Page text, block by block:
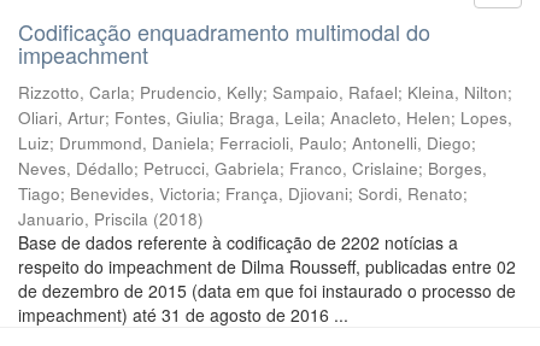
Codificação enquadramento multimodal do
impeachment
Rizzotto, Carla; Prudencio, Kelly; Sampaio, Rafael; Kleina, Nilton;
Oliari, Artur; Fontes, Giulia; Braga, Leila; Anacleto, Helen; Lopes,
Luiz; Drummond, Daniela; Ferracioli, Paulo; Antonelli, Diego;
Neves, Dédallo; Petrucci, Gabriela; Franco, Crislaine; Borges,
Tiago; Benevides, Victoria; França, Djiovani; Sordi, Renato;
Januario, Priscila (2018)
Base de dados referente à codificação de 2202 notícias a
respeito do impeachment de Dilma Rousseff, publicadas entre 02
de dezembro de 2015 (data em que foi instaurado o processo de
impeachment) até 31 de agosto de 2016 ...